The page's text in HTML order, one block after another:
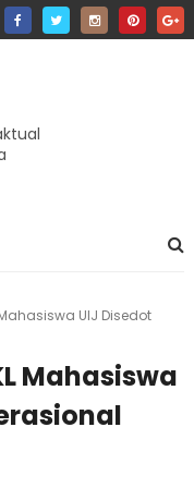
UIJ Disedot
Mahasiswa